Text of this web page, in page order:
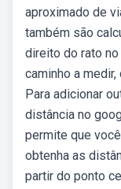
aproximado de
também são
direito do rato
caminho a
Para adicionar
distância no
permite que
obtenha as
partir do ponto